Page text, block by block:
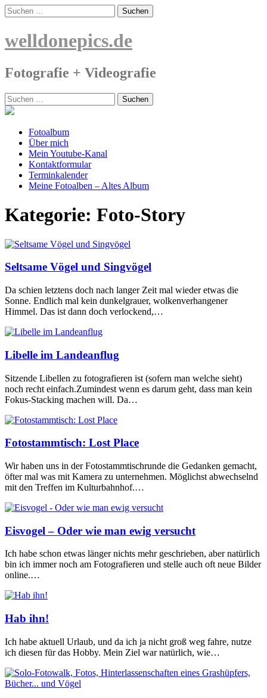
Skip
to
Suchen
nach:
welldonepics.de
Fotografie + Videografie
Suchen
nach:
Fotoalbum
Über mich
Mein Youtube-Kanal
Kontaktformular
Terminkalender
Meine Fotoalben – Altes Album
Kategorie: Foto-Story
Seltsame Vögel und Singvögel
Da schien letztens doch nach langer Zeit mal wieder etwas die
Sonne. Endlich mal kein dunkelgrauer, wolkenverhangener
Himmel. Das ist dann doch verlockend,…
Libelle im Landeanflug
Sitzende Libellen zu fotografieren ist (sofern man welche sieht)
noch recht einfach.Zumindest wenn es darum geht, dass man kein
Fokus-Stacking machen will. Da…
Fotostammtisch: Lost Place
Wir haben uns in der Fotostammtischrunde die Gedanken gemacht,
öfter mal was mit Kamera zu unternehmen. Möglichst abwechselnd
mit den Treffen im Kulturbahnhof.…
Eisvogel – Oder wie man ewig versucht
Ich habe schon etwas länger nichts mehr geschrieben, aber natürlich
bin ich immer noch am Fotografieren und stelle auch oft neue Bilder
online.…
Hab ihn!
Ich habe aktuell Urlaub, und da ich ja nicht groß weg fahre, nutze
ich diesen für das Hobby. Mein Ziel war natürlich, wie…